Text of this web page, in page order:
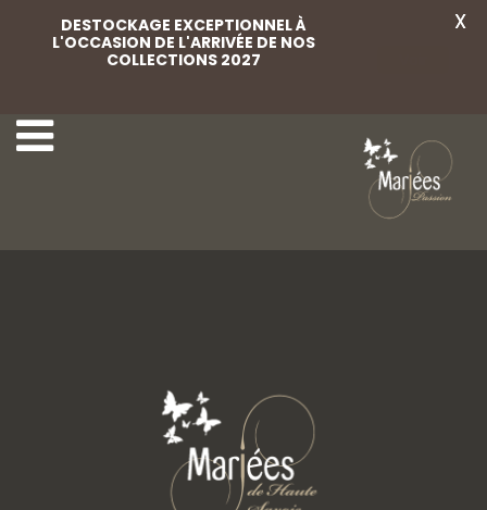
DESTOCKAGE EXCEPTIONNEL À
L'OCCASION DE L'ARRIVÉE DE NOS
COLLECTIONS 2027
X